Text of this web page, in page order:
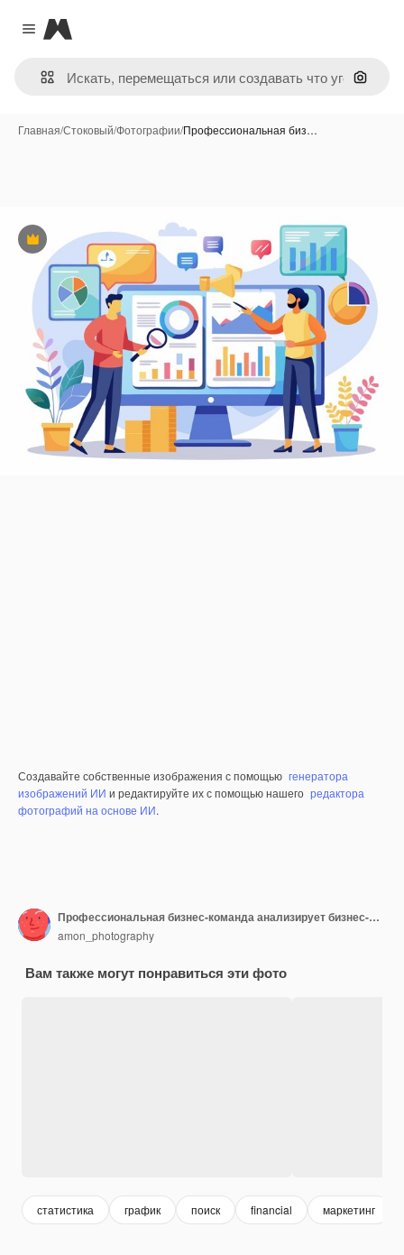
Close menu
Magnific
Поиск
Главная/Стоковый/Фотографии/Профессиональная биз…
Премиум
Создавайте собственные изображения с помощью генератора
изображений ИИ и редактируйте их с помощью нашего редактора
фотографий на основе ИИ.
Профессиональная бизнес-команда анализирует бизнес-данные на нескольких экранах
amon_photography
Вам также могут понравиться эти фото
статистика график поиск financial маркетинг